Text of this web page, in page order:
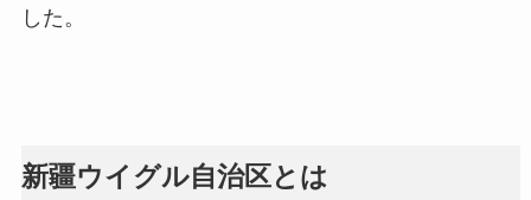
した。
新疆ウイグル自治区とは